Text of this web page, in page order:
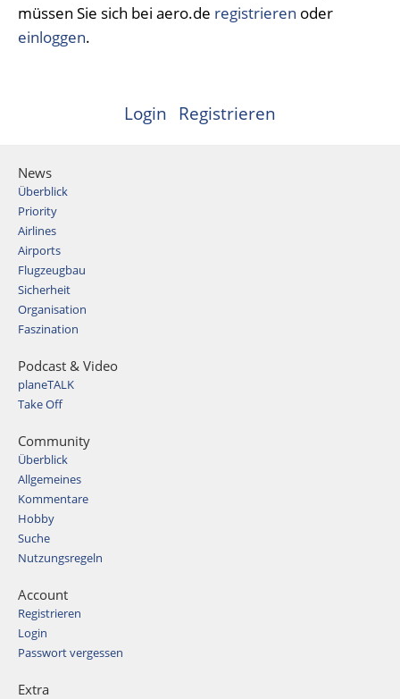
müssen Sie sich bei aero.de registrieren oder
einloggen.
Login Registrieren
News
Überblick
Priority
Airlines
Airports
Flugzeugbau
Sicherheit
Organisation
Faszination
Podcast & Video
planeTALK
Take Off
Community
Überblick
Allgemeines
Kommentare
Hobby
Suche
Nutzungsregeln
Account
Registrieren
Login
Passwort vergessen
Extra